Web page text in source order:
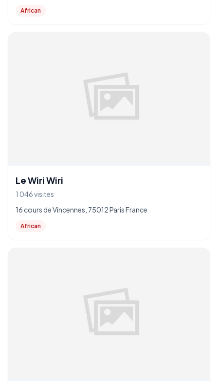
African
Le Wiri Wiri
1 046 visites
16 cours de Vincennes, 75012 Paris France
African